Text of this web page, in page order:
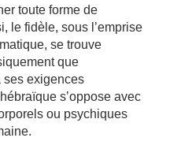
toute forme de
le fidèle, sous l’emprise
se trouve
que
ses exigences
s’oppose avec
ou psychiques